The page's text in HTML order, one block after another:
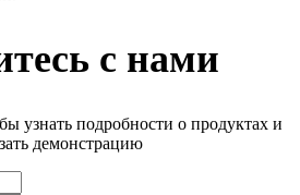
с нами
узнать подробности о продуктах и
демонстрацию